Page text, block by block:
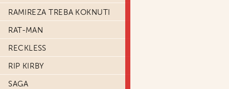
RAMIREZA TREBA KOKNUTI
RAT-MAN
RECKLESS
RIP KIRBY
SAGA